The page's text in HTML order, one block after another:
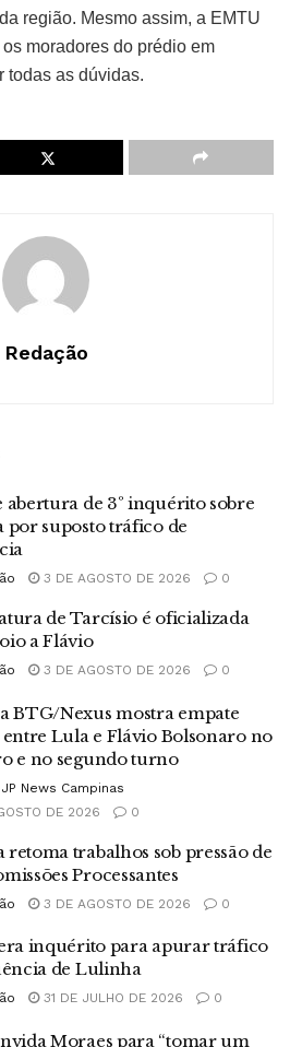
região. Mesmo assim, a EMTU
moradores do prédio em
todas as dúvidas.
Redação
abertura de 3º inquérito sobre
suposto tráfico de
3 DE AGOSTO DE 2026 0
de Tarcísio é oficializada
a Flávio
3 DE AGOSTO DE 2026 0
BTG/Nexus mostra empate
Lula e Flávio Bolsonaro no
e no segundo turno
News Campinas
DE 2026
0
retoma trabalhos sob pressão de
Processantes
3 DE AGOSTO DE 2026 0
inquérito para apurar tráfico
de Lulinha
31 DE JULHO DE 2026 0
Moraes para “tomar um